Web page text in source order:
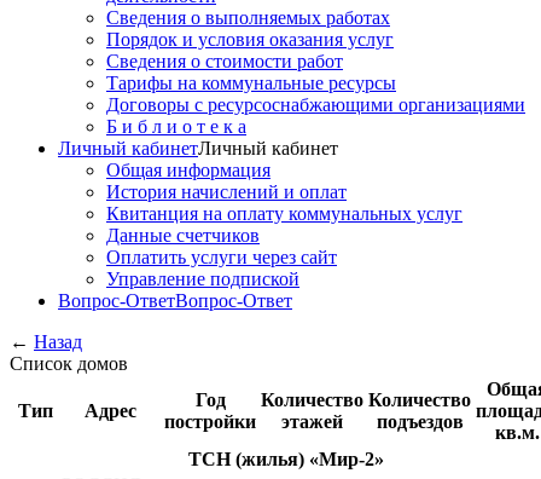
Сведения о выполняемых работах
Порядок и условия оказания услуг
Сведения о стоимости работ
Тарифы на коммунальные ресурсы
Договоры c ресурсоснабжающими организациями
Б и б л и о т е к а
Личный кабинетЛичный кабинет
Общая информация
История начислений и оплат
Квитанция на оплату коммунальных услуг
Данные счетчиков
Оплатить услуги через сайт
Управление подпиской
Вопрос-ОтветВопрос-Ответ
← Назад
Список домов
Тип Адрес
Год
постройки
Количество
этажей
Количество
подъездов
кв.м.
ТСН (жилья) «Мир-2»